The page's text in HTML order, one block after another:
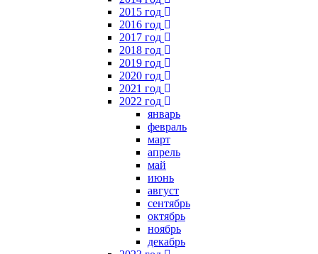
2015 год
2016 год
2017 год
2018 год
2019 год
2020 год
2021 год
2022 год
январь
февраль
март
апрель
май
июнь
август
сентябрь
октябрь
ноябрь
декабрь